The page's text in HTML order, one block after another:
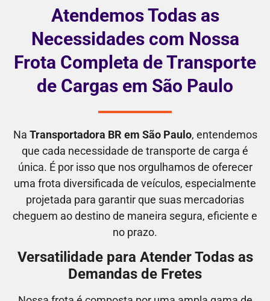
Atendemos Todas as
Necessidades com Nossa
Frota Completa de Transporte
de Cargas em São Paulo
Na Transportadora BR em São Paulo, entendemos
que cada necessidade de transporte de carga é
única. É por isso que nos orgulhamos de oferecer
uma frota diversificada de veículos, especialmente
projetada para garantir que suas mercadorias
cheguem ao destino de maneira segura, eficiente e
no prazo.
Versatilidade para Atender Todas as
Demandas de Fretes